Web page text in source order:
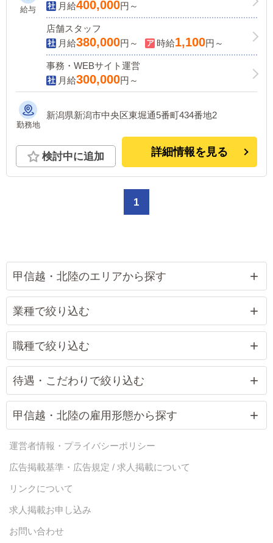
給与
月給400,000円～
店舗スタッフ
月給380,000円～ 時給1,100円～
事務・WEBサイト運営
月給300,000円～
勤務地
新潟県新潟市中央区東堀通5番町434番地2
検討中に追加 詳細情報を見る
1
甲信越・北陸のエリアから探す
業種で絞り込む
職種で絞り込む
待遇・こだわりで絞り込む
甲信越・北陸の雇用形態から探す
運営者情報・プライバシーポリシー
広告掲載基準・広告規定 / 求人掲載について
リンクについて
求人掲載お申し込み
お問い合わせ